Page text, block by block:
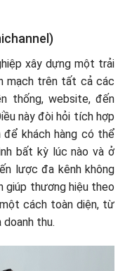
xây dựng một trải
mạch trên tất cả các
thống, website, đến
này đòi hỏi tích hợp
khách hàng có thể
bất kỳ lúc nào và ở
lược đa kênh không
thương hiệu theo
cách toàn diện, từ
thu.